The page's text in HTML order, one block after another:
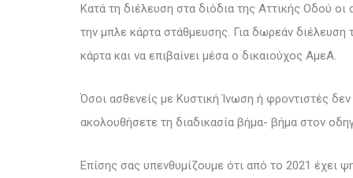
Κατά τη διέλευση στα διόδια της Αττικής Οδού οι
την μπλε κάρτα στάθμευσης. Για δωρεάν διέλευση
κάρτα και να επιβαίνει μέσα ο δικαιούχος ΑμεΑ.
Όσοι ασθενείς με Κυστική Ίνωση ή φροντιστές
ακολουθήσετε τη διαδικασία βήμα- βήμα στον
Επίσης σας υπενθυμίζουμε ότι από το 2021 έχει